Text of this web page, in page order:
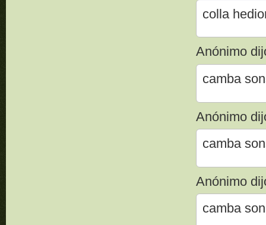
colla
Anónimo
camba
Anónimo
camba
Anónimo
camba